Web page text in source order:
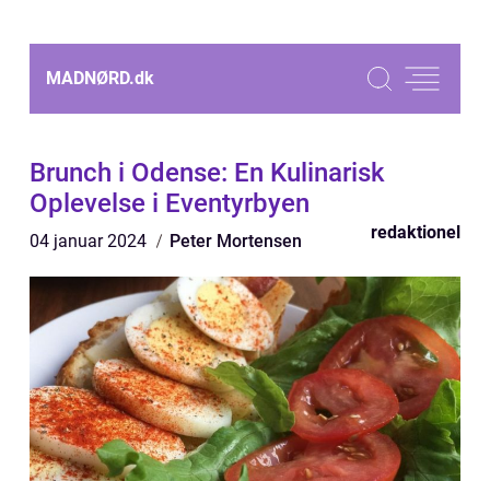
MADNØRD.dk
Brunch i Odense: En Kulinarisk
Oplevelse i Eventyrbyen
04 januar 2024 Peter Mortensen redaktionel